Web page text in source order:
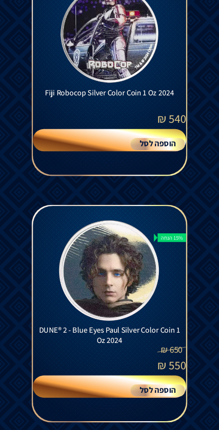
Fiji Robocop Silver Color Coin 1 Oz 2024
540
₪
הוספה לסל
15% הנחה
DUNE® 2 - Blue Eyes Paul Silver Color Coin 1
Oz 2024
650
₪
550
₪
הוספה לסל